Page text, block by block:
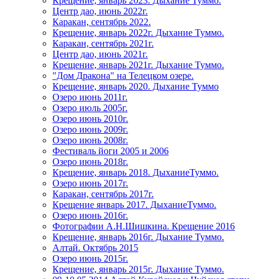
Центр дао, июнь 2022г.
Каракан, сентябрь 2022.
Крещение, январь 2022г. Дыхание Туммо.
Каракан, сентябрь 2021г.
Центр дао, июнь 2021г.
Крещение, январь 2021г. Дыхание Туммо.
"Дом Дракона" на Телецком озере.
Крещение, январь 2020. Дыхание Туммо
Озеро июнь 2011г.
Озеро июль 2005г.
Озеро июнь 2010г.
Озеро июнь 2009г.
Озеро июнь 2008г.
Фестиваль йоги 2005 и 2006
Озеро июнь 2018г.
Крещение, январь 2018. ДыханиеТуммо.
Озеро июнь 2017г.
Каракан, сентябрь 2017г.
Крещение январь 2017. ДыханиеТуммо.
Озеро июнь 2016г.
Фотографии А.Н.Шишкина. Крещение 2016
Крещение, январь 2016г. Дыхание Туммо.
Алтай. Октябрь 2015
Озеро июнь 2015г.
Крещение, январь 2015г. Дыхание Туммо.